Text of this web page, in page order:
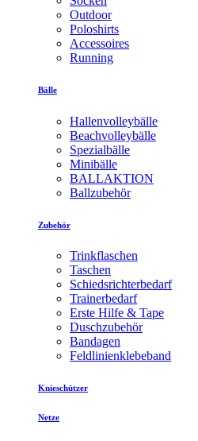
Outdoor
Poloshirts
Accessoires
Running
Bälle
Hallenvolleybälle
Beachvolleybälle
Spezialbälle
Minibälle
BALLAKTION
Ballzubehör
Zubehör
Trinkflaschen
Taschen
Schiedsrichterbedarf
Trainerbedarf
Erste Hilfe & Tape
Duschzubehör
Bandagen
Feldlinienklebeband
Knieschützer
Netze